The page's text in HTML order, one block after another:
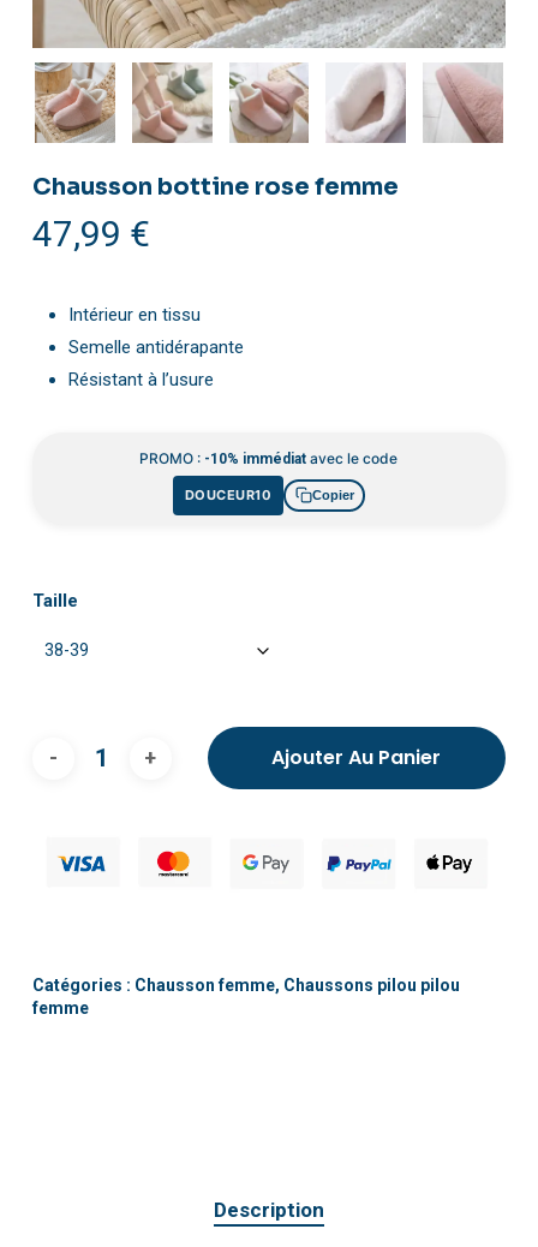
Chausson bottine rose femme
47,99 €
Intérieur en tissu
Semelle antidérapante
Résistant à l’usure
PROMO : -10% immédiat avec le code
DOUCEUR10 Copier
Taille
Ajouter Au Panier
Catégories : Chausson femme, Chaussons pilou pilou
femme
Description